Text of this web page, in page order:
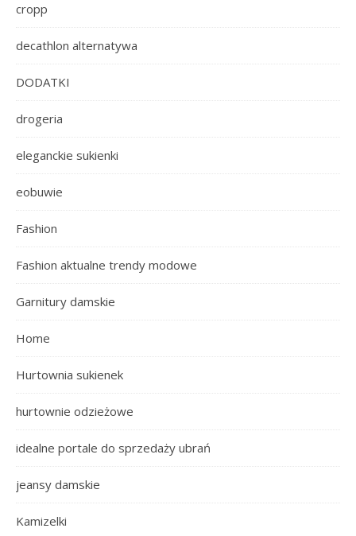
cropp
decathlon alternatywa
DODATKI
drogeria
eleganckie sukienki
eobuwie
Fashion
Fashion aktualne trendy modowe
Garnitury damskie
Home
Hurtownia sukienek
hurtownie odzieżowe
idealne portale do sprzedaży ubrań
jeansy damskie
Kamizelki